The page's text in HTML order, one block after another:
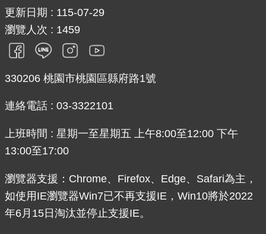
更新日期
115-07-29
瀏覽人次
1459
330206 桃園市桃園區縣府路1號
連絡電話 : 03-3322101
上班時間 : 星期一至星期五 上午8:00至12:00 下午
13:00至17:00
瀏覽器支援：Chrome、Firefox、Edge、Safari為主，
如使用IE瀏覽器Win7已不再支援IE，Win10將於2022
年6月15日淘汰並停止支援IE。